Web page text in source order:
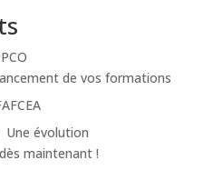
de vos formations
Une évolution
maintenant !